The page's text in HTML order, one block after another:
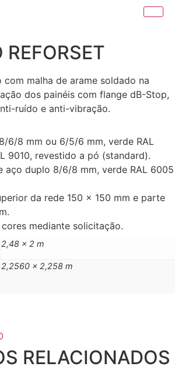
REFORSET
malha de arame soldado na
dos painéis com flange dB-Stop,
ruído e anti-vibração.
6/8 mm ou 6/5/6 mm, verde RAL
9010, revestido a pó (standard).
aço duplo 8/6/8 mm, verde RAL 6005
da rede 150 x 150 mm e parte
mediante solicitação.
2,48 x 2 m
2,2560 x 2,258 m
RELACIONADOS